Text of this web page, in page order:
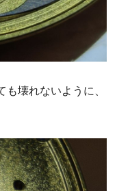
壊れないように、